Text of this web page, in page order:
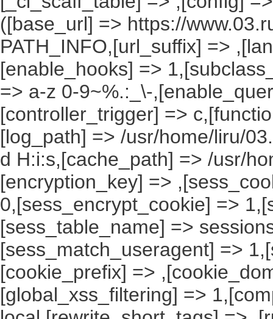
([base_url] => https://
PATH_INFO,[url_suffix] =>
[enable_hooks] =>
=> a-z 0-9~%.:_\-
[controller_trigger] =>
[log_path] => /usr/home/liru/
d H:i:s,[cache_path] => /usr/
[encryption_key] =>
0,[sess_encrypt_cookie] =>
[sess_table_name] =>
[sess_match_useragent] =>
[cookie_prefix] =>
[global_xss_filtering] =>